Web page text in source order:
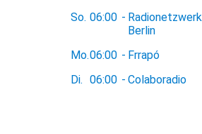
So. 06:00 - Radionetzwerk
Berlin
Mo.06:00 - Frrapó
Di. 06:00 - Colaboradio